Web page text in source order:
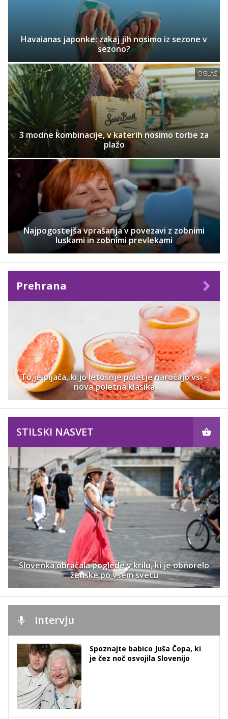
Havaianas japonke: zakaj jih nosimo iz sezone v
sezono?
OGLAS
3 modne kombinacije, v katerih nosimo torbe za
plažo
Najpogostejša vprašanja v povezavi z zobnimi
luskami in zobnimi prevlekami
Prehrana
To je pijača, ki jo letošnje poletje naročajo vsi -
nova poletna klasika
STILSKI NASVET
Slovenka obračala poglede v krilu, ki je obnorelo
ženske po vsem svetu
Intervju
Spoznajte babico Juša Čopa, ki
je čez noč osvojila Slovenijo